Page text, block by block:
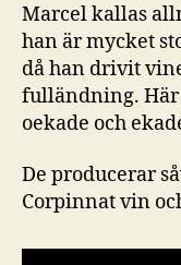
Marcel kallas
han är mycket
då han drivit
fulländning.
oekade och
De producerar
Corpinnat vin